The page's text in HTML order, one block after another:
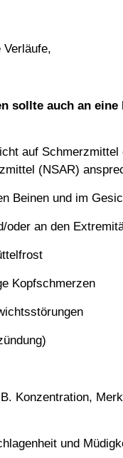
sollte auch an
auf Schmerzmittel
(NSAR)
Beinen und im
oder an den
Kopfschmerzen
Konzentration,
und